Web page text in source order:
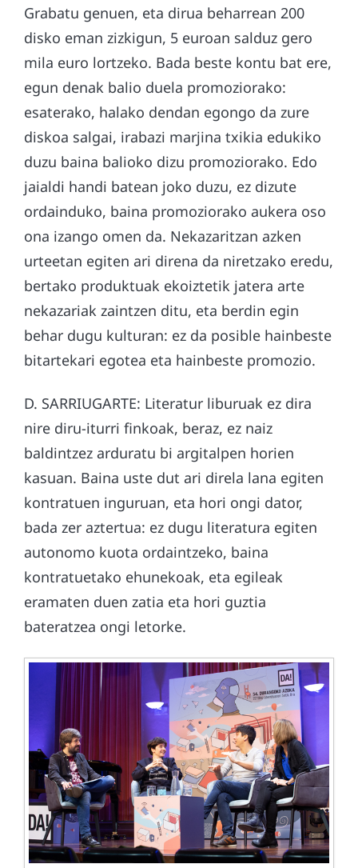
Grabatu genuen, eta dirua beharrean 200
disko eman zizkigun, 5 euroan salduz gero
mila euro lortzeko. Bada beste kontu bat ere,
egun denak balio duela promoziorako:
esaterako, halako dendan egongo da zure
diskoa salgai, irabazi marjina txikia edukiko
duzu baina balioko dizu promoziorako. Edo
jaialdi handi batean joko duzu, ez dizute
ordainduko, baina promoziorako aukera oso
ona izango omen da. Nekazaritzan azken
urteetan egiten ari direna da niretzako eredu,
bertako produktuak ekoiztetik jatera arte
nekazariak zaintzen ditu, eta berdin egin
behar dugu kulturan: ez da posible hainbeste
bitartekari egotea eta hainbeste promozio.
D. SARRIUGARTE: Literatur liburuak ez dira
nire diru-iturri finkoak, beraz, ez naiz
baldintzez arduratu bi argitalpen horien
kasuan. Baina uste dut ari direla lana egiten
kontratuen inguruan, eta hori ongi dator,
bada zer aztertua: ez dugu literatura egiten
autonomo kuota ordaintzeko, baina
kontratuetako ehunekoak, eta egileak
eramaten duen zatia eta hori guztia
bateratzea ongi letorke.